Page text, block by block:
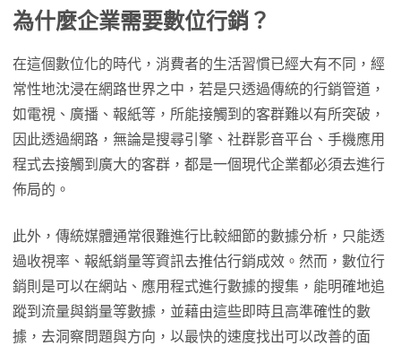
為什麼企業需要數位行銷？
在這個數位化的時代，消費者的生活習慣已經大有不同，經
常性地沈浸在網路世界之中，若是只透過傳統的行銷管道，
如電視、廣播、報紙等，所能接觸到的客群難以有所突破，
因此透過網路，無論是搜尋引擎、社群影音平台、手機應用
程式去接觸到廣大的客群，都是一個現代企業都必須去進行
佈局的。
此外，傳統媒體通常很難進行比較細節的數據分析，只能透
過收視率、報紙銷量等資訊去推估行銷成效。然而，數位行
銷則是可以在網站、應用程式進行數據的搜集，能明確地追
蹤到流量與銷量等數據，並藉由這些即時且高準確性的數
據，去洞察問題與方向，以最快的速度找出可以改善的面